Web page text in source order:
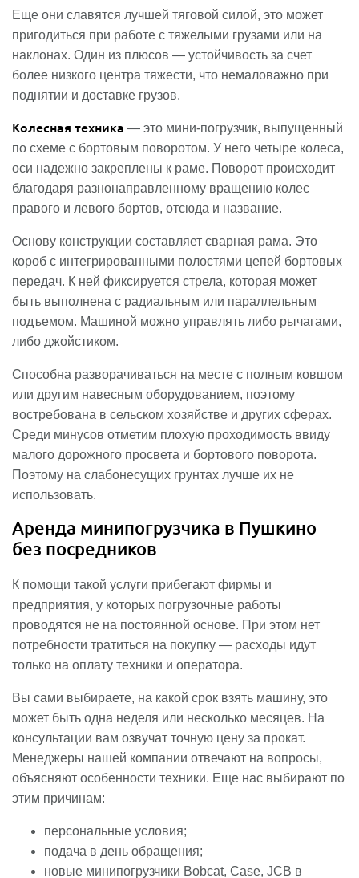
Еще они славятся лучшей тяговой силой, это может
пригодиться при работе с тяжелыми грузами или на
наклонах. Один из плюсов — устойчивость за счет
более низкого центра тяжести, что немаловажно при
поднятии и доставке грузов.
Колесная техника — это мини-погрузчик, выпущенный
по схеме с бортовым поворотом. У него четыре колеса,
оси надежно закреплены к раме. Поворот происходит
благодаря разнонаправленному вращению колес
правого и левого бортов, отсюда и название.
Основу конструкции составляет сварная рама. Это
короб с интегрированными полостями цепей бортовых
передач. К ней фиксируется стрела, которая может
быть выполнена с радиальным или параллельным
подъемом. Машиной можно управлять либо рычагами,
либо джойстиком.
Способна разворачиваться на месте с полным ковшом
или другим навесным оборудованием, поэтому
востребована в сельском хозяйстве и других сферах.
Среди минусов отметим плохую проходимость ввиду
малого дорожного просвета и бортового поворота.
Поэтому на слабонесущих грунтах лучше их не
использовать.
Аренда минипогрузчика в Пушкино
без посредников
К помощи такой услуги прибегают фирмы и
предприятия, у которых погрузочные работы
проводятся не на постоянной основе. При этом нет
потребности тратиться на покупку — расходы идут
только на оплату техники и оператора.
Вы сами выбираете, на какой срок взять машину, это
может быть одна неделя или несколько месяцев. На
консультации вам озвучат точную цену за прокат.
Менеджеры нашей компании отвечают на вопросы,
объясняют особенности техники. Еще нас выбирают по
этим причинам:
персональные условия;
подача в день обращения;
новые минипогрузчики Bobcat, Case, JCB в